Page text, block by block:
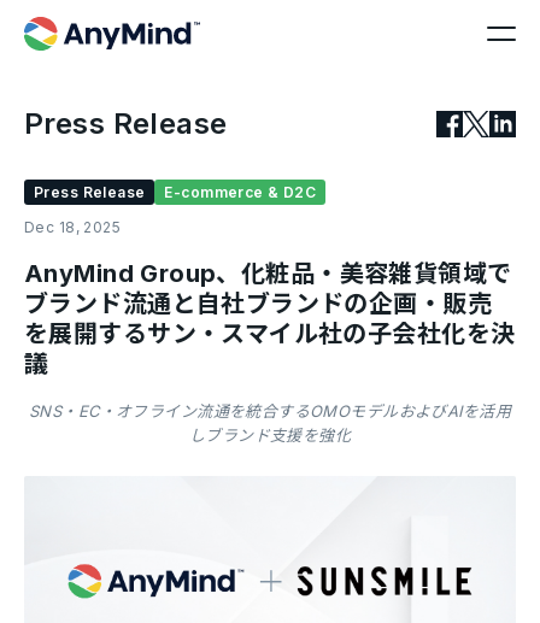
Press Release
Press Release
E-commerce & D2C
Dec 18, 2025
AnyMind Group、化粧品・美容雑貨領域で
ブランド流通と自社ブランドの企画・販売
を展開するサン・スマイル社の子会社化を決
議
SNS・EC・オフライン流通を統合するOMOモデルおよびAIを活用
しブランド支援を強化